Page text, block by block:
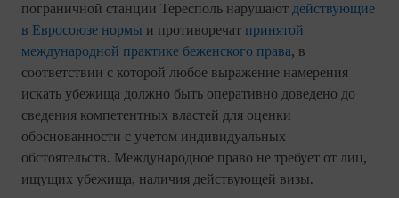
пограничной станции Тересполь нарушают действующие
в Евросоюзе нормы и противоречат принятой
международной практике беженского права, в
соответствии с которой любое выражение намерения
искать убежища должно быть оперативно доведено до
сведения компетентных властей для оценки
обоснованности с учетом индивидуальных
обстоятельств. Международное право не требует от лиц,
ищущих убежища, наличия действующей визы.